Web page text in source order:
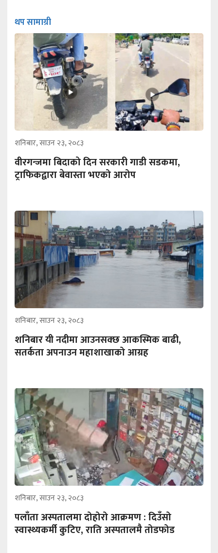
थप सामाग्री
शनिबार, साउन २३, २०८३
वीरगन्जमा बिदाको दिन सरकारी गाडी सडकमा,
ट्राफिकद्वारा बेवास्ता भएको आरोप
शनिबार, साउन २३, २०८३
शनिबार यी नदीमा आउनसक्छ आकस्मिक बाढी,
सतर्कता अपनाउन महाशाखाको आग्रह
शनिबार, साउन २३, २०८३
पलाँता अस्पतालमा दोहोरो आक्रमण : दिउँसो
स्वास्थ्यकर्मी कुटिए, राति अस्पतालमै तोडफोड